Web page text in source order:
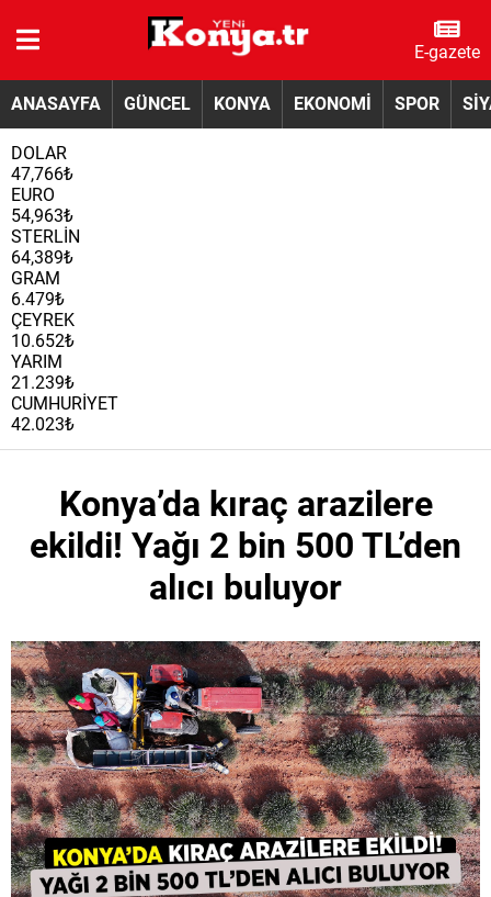
E-gazete
ANASAYFA GÜNCEL KONYA EKONOMİ SPOR
DOLAR
47,766₺
EURO
54,963₺
STERLİN
64,389₺
GRAM
6.479₺
ÇEYREK
10.652₺
YARIM
21.239₺
CUMHURİYET
42.023₺
Konya’da kıraç arazilere
ekildi! Yağı 2 bin 500 TL’den
alıcı buluyor